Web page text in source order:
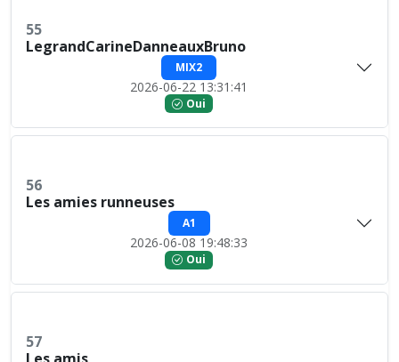
55
LegrandCarineDanneauxBruno
MIX2
2026-06-22 13:31:41
Oui
56
Les amies runneuses
A1
2026-06-08 19:48:33
Oui
57
Les amis